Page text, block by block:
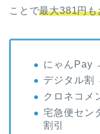
ことで最大381円も
にゃんPay
デジタル割
クロネコメ
宅急便セン
割引